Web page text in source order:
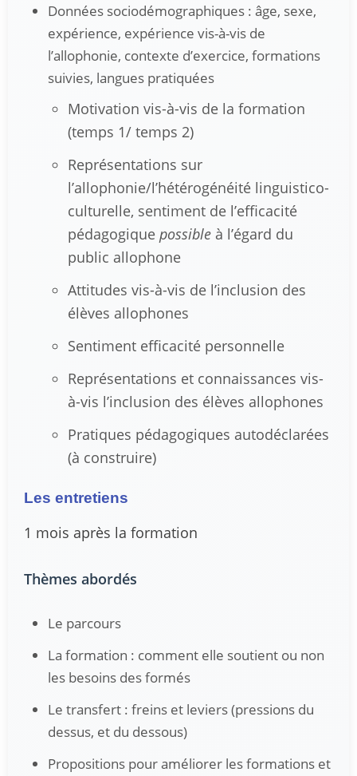
Données sociodémographiques : âge, sexe,
expérience, expérience vis-à-vis de
l’allophonie, contexte d’exercice, formations
suivies, langues pratiquées
Motivation vis-à-vis de la formation
(temps 1/ temps 2)
Représentations sur
l’allophonie/l’hétérogénéité linguistico-
culturelle, sentiment de l’efficacité
pédagogique possible à l’égard du
public allophone
Attitudes vis-à-vis de l’inclusion des
élèves allophones
Sentiment efficacité personnelle
Représentations et connaissances vis-
à-vis l’inclusion des élèves allophones
Pratiques pédagogiques autodéclarées
(à construire)
Les entretiens
1 mois après la formation
Thèmes abordés
Le parcours
La formation : comment elle soutient ou non
les besoins des formés
Le transfert : freins et leviers (pressions du
dessus, et du dessous)
Propositions pour améliorer les formations et